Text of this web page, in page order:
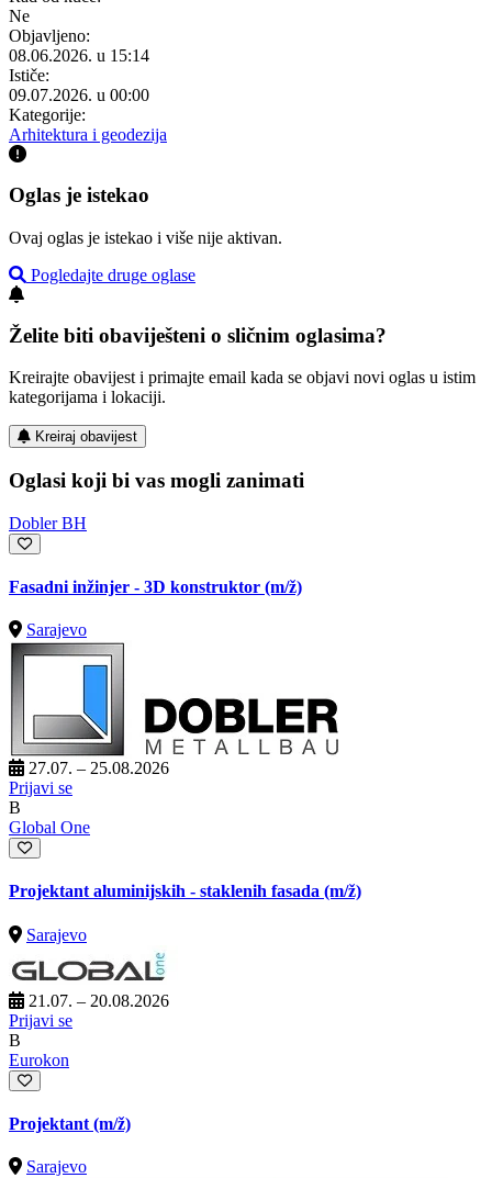
Ne
Objavljeno:
08.06.2026. u 15:14
Ističe:
09.07.2026. u 00:00
Kategorije:
Arhitektura i geodezija
Oglas je istekao
Ovaj oglas je istekao i više nije aktivan.
Pogledajte druge oglase
Želite biti obaviješteni o sličnim oglasima?
Kreirajte obavijest i primajte email kada se objavi novi oglas u istim
kategorijama i lokaciji.
Kreiraj obavijest
Oglasi koji bi vas mogli zanimati
Dobler BH
Fasadni inžinjer - 3D konstruktor (m/ž)
Sarajevo
27.07. – 25.08.2026
Prijavi se
B
Global One
Projektant aluminijskih - staklenih fasada (m/ž)
Sarajevo
21.07. – 20.08.2026
Prijavi se
B
Eurokon
Projektant (m/ž)
Sarajevo